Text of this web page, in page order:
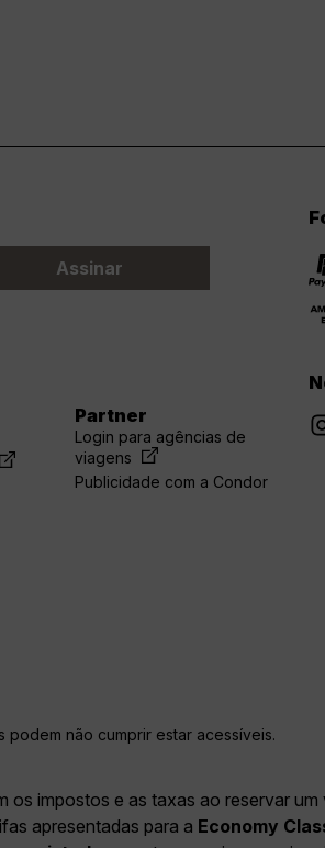
Assinar
Partner
Login para agências de
viagens
Publicidade com a Condor
podem não cumprir estar acessíveis.
impostos e as taxas ao reservar
apresentadas para a Economy